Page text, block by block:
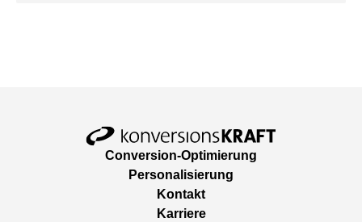
Conversion-Optimierung
Personalisierung
Kontakt
Karriere